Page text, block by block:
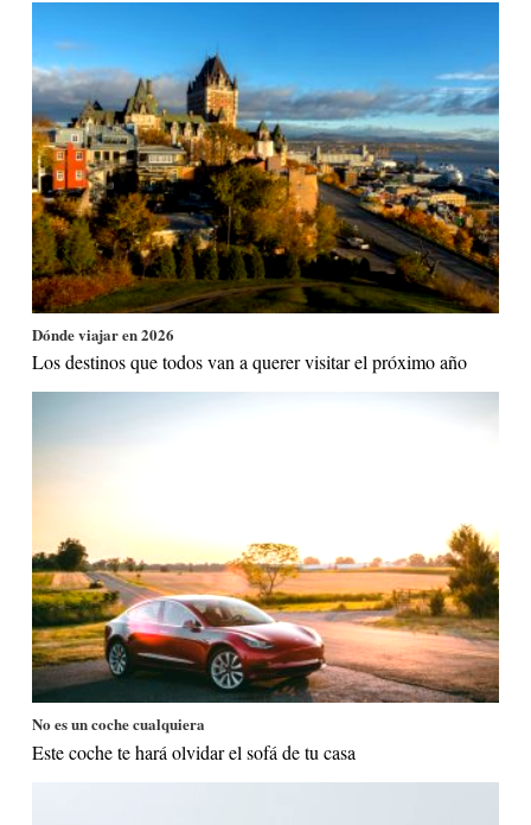
Dónde viajar en 2026
Los destinos que todos van a querer visitar el próximo año
No es un coche cualquiera
Este coche te hará olvidar el sofá de tu casa